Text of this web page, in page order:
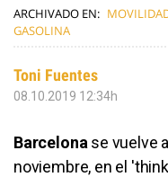
ARCHIVADO EN:
GASOLINA
Toni Fuentes
08.10.2019 12:34h
Barcelona se vuelve
noviembre, en el